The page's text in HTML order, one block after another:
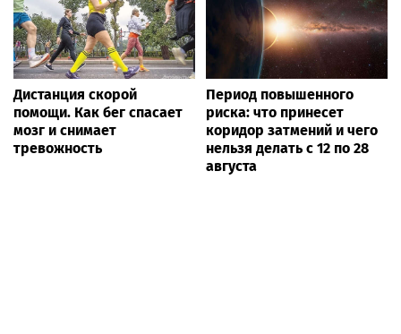
Дистанция скорой
помощи. Как бег спасает
мозг и снимает
тревожность
Период повышенного
риска: что принесет
коридор затмений и чего
нельзя делать с 12 по 28
августа